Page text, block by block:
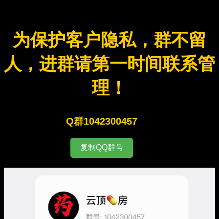
为保护客户隐私，群不留
人，进群请第一时间联系管
理！
Q群1042300457
复制QQ群号